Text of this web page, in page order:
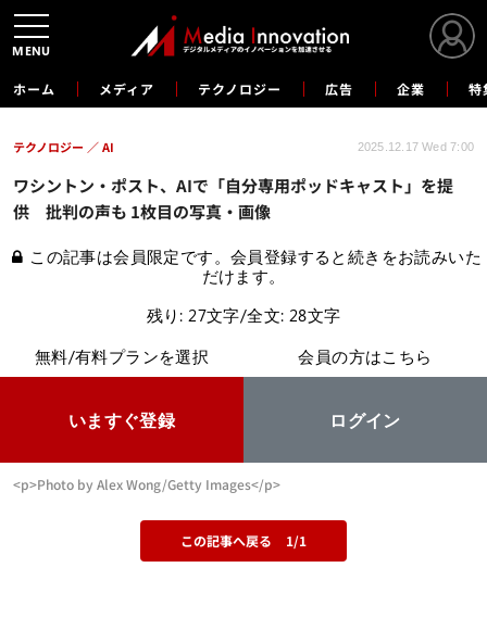
ホーム メディア テクノロジー 広告 企業 特
ワシントン・ポスト、AIで「自分専用ポッドキャスト」を提
供 批判の声も 1枚目の写真・画像
テクノロジー AI 2025.12.17 Wed 7:00
この記事は会員限定です。会員登録すると続きをお読みいた
だけます。
残り: 27文字/全文: 28文字
無料/有料プランを選択
いますぐ登録
会員の方はこちら
ログイン
<p>Photo by Alex Wong/Getty Images</p>
この記事へ戻る 1/1
MENU